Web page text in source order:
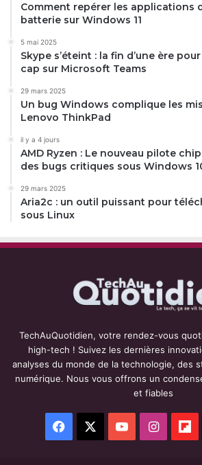
Comment repérer les applications
batterie sur Windows 11
5 mai 2025
Skype s’éteint : la fin d’une ère
cap sur Microsoft Teams
29 mars 2025
Un bug Windows complique les
Lenovo ThinkPad
il y a 4 jours
AMD Ryzen : Le nouveau pilote
des bugs critiques sous Windows
29 mars 2025
Aria2c : un outil puissant pour
sous Linux
TechAuQuotidien, votre rendez-vous
high-tech ! Suivez les dernières
analyses du monde de la technologie, des
numérique. Nous vous offrons un
et fiables
Facebook YouTube